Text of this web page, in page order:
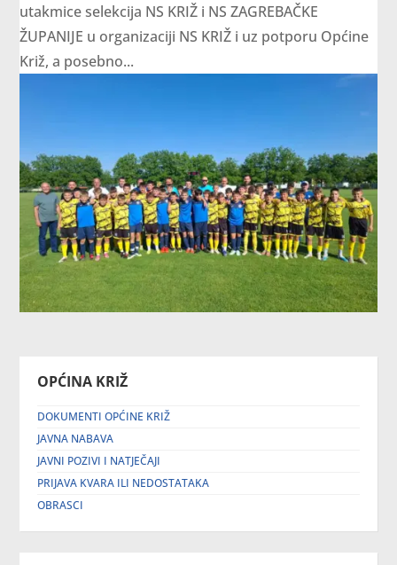
OPĆINA KRIŽ
DOKUMENTI OPĆINE KRIŽ
JAVNA NABAVA
JAVNI POZIVI I NATJEČAJI
PRIJAVA KVARA ILI NEDOSTATAKA
OBRASCI
utakmice selekcija NS KRIŽ i NS ZAGREBAČKE
ŽUPANIJE u organizaciji NS KRIŽ i uz potporu Općine
Križ, a posebno...